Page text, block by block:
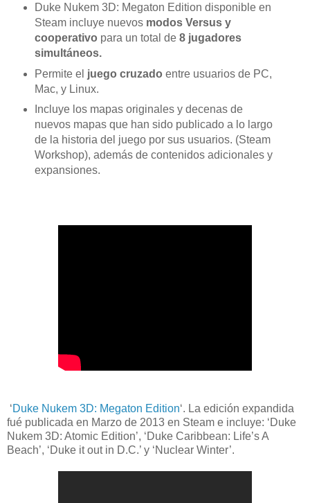
Duke Nukem 3D: Megaton Edition disponible en
Steam incluye nuevosmodos Versus y
cooperativo para un total de 8 jugadores
simultáneos.
Permite el juego cruzado entre usuarios de PC,
Mac, y Linux.
Incluye los mapas originales y decenas de
nuevos mapas que han sido publicado a lo largo
de la historia del juego por sus usuarios. (Steam
Workshop), además de contenidos adicionales y
expansiones.
‘Duke Nukem 3D: Megaton Edition‘. La edición expandida
fué publicada en Marzo de 2013 en Steam e incluye: ‘Duke
Nukem 3D: Atomic Edition’, ‘Duke Caribbean: Life’s A
Beach’, ‘Duke it out in D.C.’ y ‘Nuclear Winter’.